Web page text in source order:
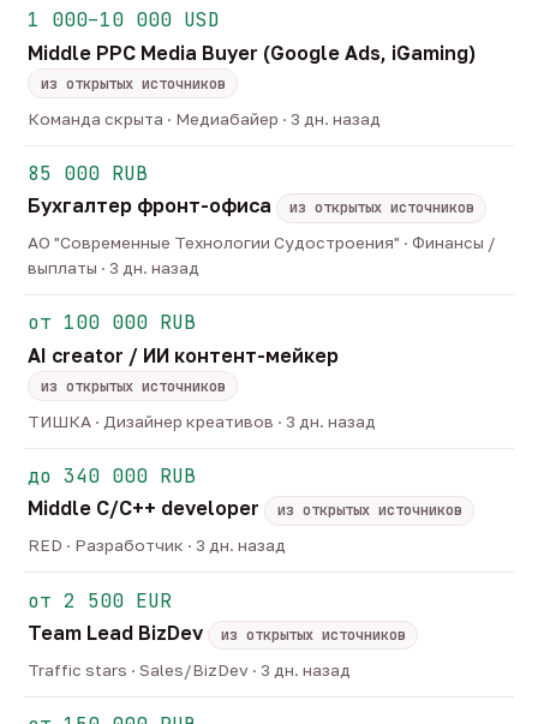
1 000–10 000 USD
Middle PPC Media Buyer (Google Ads, iGaming)
из открытых источников
Команда скрыта · Медиабайер · 3 дн. назад
85 000 RUB
Бухгалтер фронт-офиса
из открытых источников
АО "Современные Технологии Судостроения" · Финансы /
выплаты · 3 дн. назад
от 100 000 RUB
AI creator / ИИ контент-мейкер
из открытых источников
ТИШКА · Дизайнер креативов · 3 дн. назад
до 340 000 RUB
Middle C/C++ developer
из открытых источников
RED · Разработчик · 3 дн. назад
от 2 500 EUR
Team Lead BizDev
из открытых источников
Traffic stars · Sales/BizDev · 3 дн. назад